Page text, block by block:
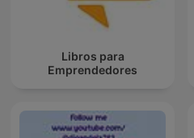
Libros para
Emprendedores